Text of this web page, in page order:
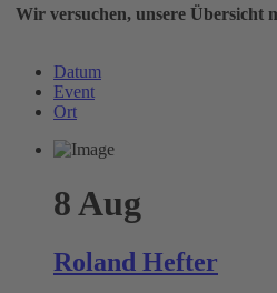
Wir versuchen, unsere Übersicht
Datum
Event
Ort
8 Aug
Roland Hefter